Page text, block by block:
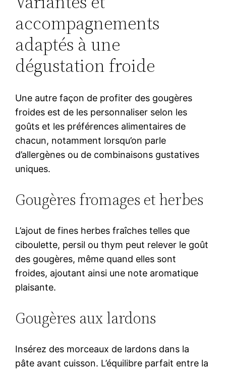
accompagnements
adaptés à une
dégustation froide
Une autre façon de profiter des gougères
froides est de les personnaliser selon les
goûts et les préférences alimentaires de
chacun, notamment lorsqu’on parle
d’allergènes ou de combinaisons gustatives
uniques.
Gougères fromages et herbes
L’ajout de fines herbes fraîches telles que
ciboulette, persil ou thym peut relever le goût
des gougères, même quand elles sont
froides, ajoutant ainsi une note aromatique
plaisante.
Gougères aux lardons
Insérez des morceaux de lardons dans la
pâte avant cuisson. L’équilibre parfait entre la